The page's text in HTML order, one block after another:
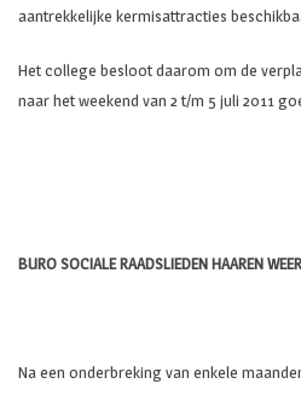
aantrekkelijke kermisattracties
Het college besloot daarom om de
naar het weekend van 2 t/m 5 juli 2011
BURO SOCIALE RAADSLIEDEN HAAREN
Na een onderbreking van enkele